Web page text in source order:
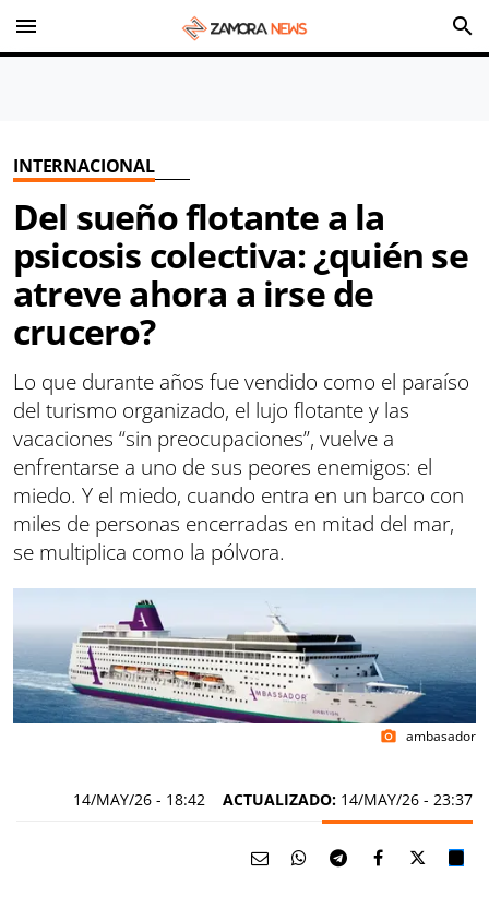
menu search
INTERNACIONAL
Del sueño flotante a la
psicosis colectiva: ¿quién se
atreve ahora a irse de
crucero?
Lo que durante años fue vendido como el paraíso
del turismo organizado, el lujo flotante y las
vacaciones “sin preocupaciones”, vuelve a
enfrentarse a uno de sus peores enemigos: el
miedo. Y el miedo, cuando entra en un barco con
miles de personas encerradas en mitad del mar,
se multiplica como la pólvora.
photo_camera ambasador
14/MAY/26 - 18:42 ACTUALIZADO: 14/MAY/26 - 23:37